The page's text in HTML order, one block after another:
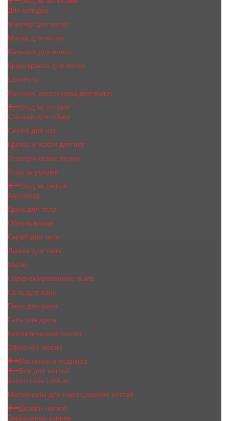
Для укладки
Филлер для волос
Маска для волос
Бальзам для волос
Крем-краска для волос
Шампунь
Расчски, аксессуары для волос
Уход за ногами
Стельки для обуви
Спрей для ног
Крема и маски для ног
Электрические пилки
Уход за руками
Уход за телом
Автозагар
Крем для тела
Обертывание
Скраб для тела
Дымка для тела
Мыло
Парфюмированное мыло
Соль для ванн
Пена для ванн
Гель для душа
Косметическое масло
Эфирное масло
Маникюр и педикюр
Все для ногтей
Акрил гель LoriLac
Материалы для наращивания ногтей
Дизайн ногтей
Зеркальная втирка